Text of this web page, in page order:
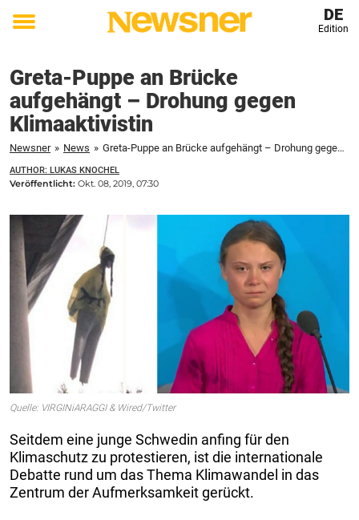
Toggle
DE
Edition
Greta-Puppe an Brücke
aufgehängt – Drohung gegen
Klimaaktivistin
Newsner » News » Greta-Puppe an Brücke aufgehängt – Drohung gegen Klimaaktivistin
AUTHOR: LUKAS KNOCHEL
Veröffentlicht: Okt. 08, 2019, 07:30
Quelle: VIRGINiARAGGI & Wired/Twitter
Seitdem eine junge Schwedin anfing für den
Klimaschutz zu protestieren, ist die internationale
Debatte rund um das Thema Klimawandel in das
Zentrum der Aufmerksamkeit gerückt.